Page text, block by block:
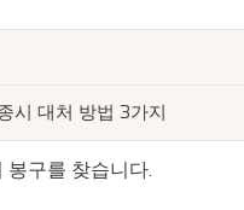
시 대처 방법 3가지
구를 찾습니다.